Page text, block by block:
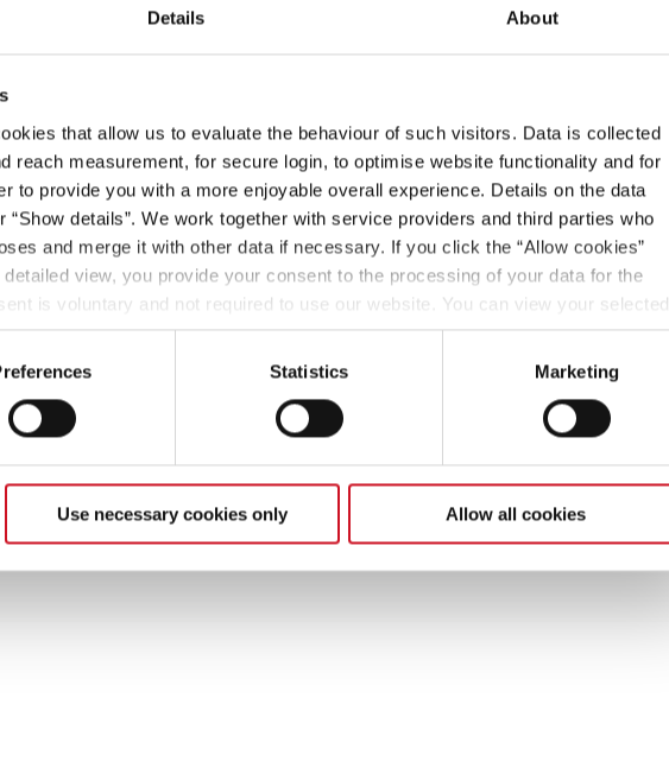
Details About
that allow us to evaluate the behaviour of such visitors. Data is collected
reach measurement, for secure login, to optimise website functionality and for
to provide you with a more enjoyable overall experience. Details on the data
details”. We work together with service providers and third parties who
and merge it with other data if necessary. If you click the “Allow cookies”
view, you provide your consent to the processing of your data for the
is voluntary and not required to use our website. You can view your selected
change them later (such as by using the fingerprint button at the bottom left of
in our Privacy Policy.
Statistics Marketing
Use necessary cookies only Allow all cookies